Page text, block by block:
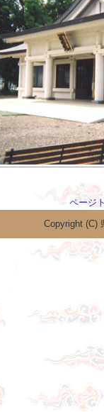
ページ
Copyright (C)